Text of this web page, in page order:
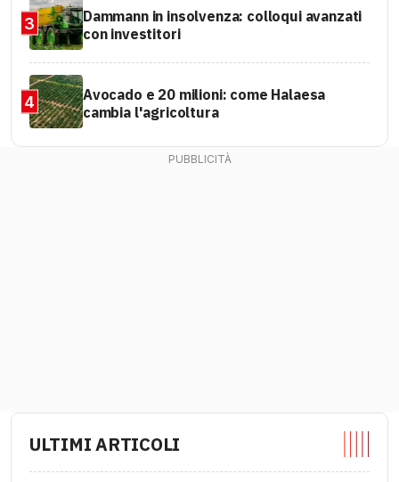
3
Dammann in insolvenza: colloqui avanzati
con investitori
4
Avocado e 20 milioni: come Halaesa
cambia l'agricoltura
ULTIMI ARTICOLI